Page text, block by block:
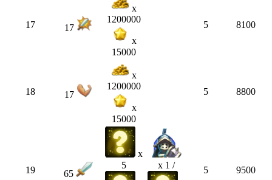
17 17
x
1200000
x
15000
5 8100
18 17
x
1200000
x
15000
5 8800
19 65
x
5
x 1 / 5 9500